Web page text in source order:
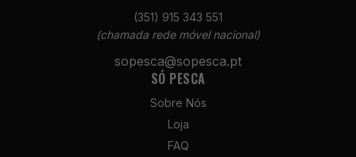
(351) 915 343 551
(chamada rede móvel nacional)
sopesca@sopesca.pt
SÓ PESCA
Sobre Nós
Loja
FAQ
Estes cookies
não são